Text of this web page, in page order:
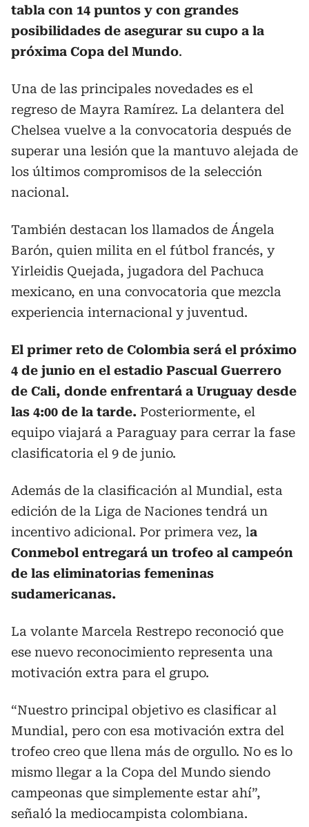
tabla con 14 puntos y con grandes
posibilidades de asegurar su cupo a la
próxima Copa del Mundo.
Una de las principales novedades es el
regreso de Mayra Ramírez. La delantera del
Chelsea vuelve a la convocatoria después de
superar una lesión que la mantuvo alejada de
los últimos compromisos de la selección
nacional.
También destacan los llamados de Ángela
Barón, quien milita en el fútbol francés, y
Yirleidis Quejada, jugadora del Pachuca
mexicano, en una convocatoria que mezcla
experiencia internacional y juventud.
El primer reto de Colombia será el próximo
4 de junio en el estadio Pascual Guerrero
de Cali, donde enfrentará a Uruguay desde
las 4:00 de la tarde. Posteriormente, el
equipo viajará a Paraguay para cerrar la fase
clasificatoria el 9 de junio.
Además de la clasificación al Mundial, esta
edición de la Liga de Naciones tendrá un
incentivo adicional. Por primera vez, la
Conmebol entregará un trofeo al campeón
de las eliminatorias femeninas
sudamericanas.
La volante Marcela Restrepo reconoció que
ese nuevo reconocimiento representa una
motivación extra para el grupo.
“Nuestro principal objetivo es clasificar al
Mundial, pero con esa motivación extra del
trofeo creo que llena más de orgullo. No es lo
mismo llegar a la Copa del Mundo siendo
campeonas que simplemente estar ahí”,
señaló la mediocampista colombiana.